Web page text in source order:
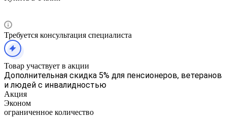
Требуется консультация специалиста
Товар участвует в акции
Дополнительная скидка 5% для пенсионеров, ветеранов
и людей с инвалидностью
Акция
Эконом
ограниченное количество